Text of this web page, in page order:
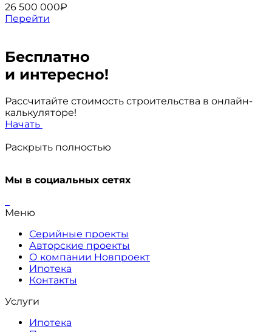
26 500 000₽
Перейти
Бесплатно
и интересно!
Рассчитайте стоимость строительства в онлайн-
калькуляторе!
Начать
Раскрыть полностью
Мы в социальных сетях
Меню
Серийные проекты
Авторские проекты
О компании Новпроект
Ипотека
Контакты
Услуги
Ипотека